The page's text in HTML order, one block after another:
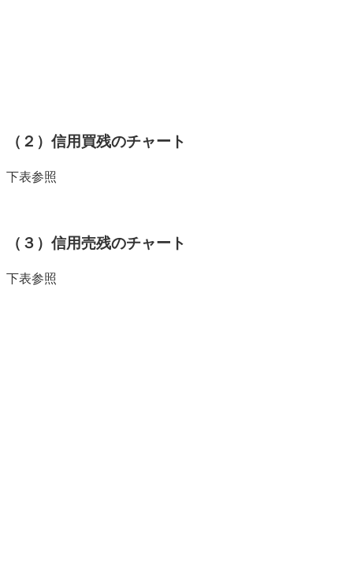
（２）信用買残のチャート
下表参照
（３）信用売残のチャート
下表参照